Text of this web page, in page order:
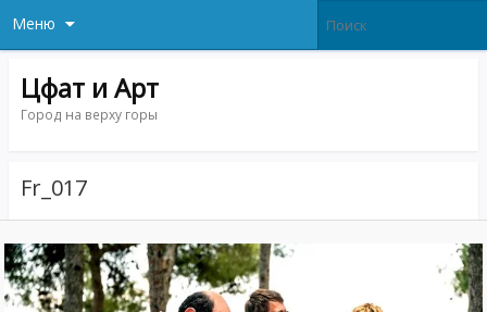
Меню
Цфат и Арт
Город на верху горы
Fr_017